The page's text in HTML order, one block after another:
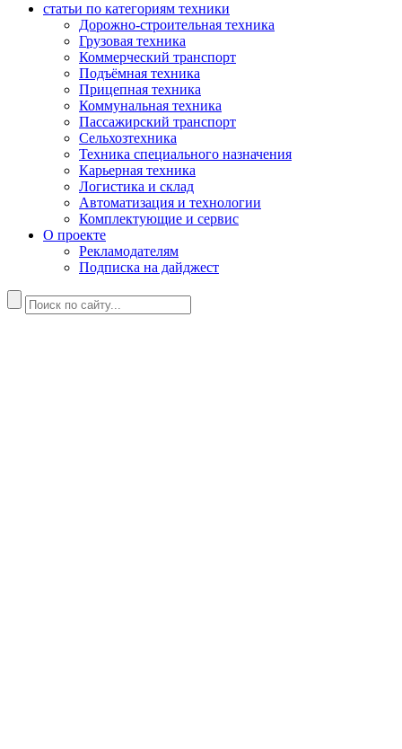
статьи по категориям техники
Дорожно-строительная техника
Грузовая техника
Коммерческий транспорт
Подъёмная техника
Прицепная техника
Коммунальная техника
Пассажирский транспорт
Сельхозтехника
Техника специального назначения
Карьерная техника
Логистика и склад
Автоматизация и технологии
Комплектующие и сервис
О проекте
Рекламодателям
Подписка на дайджест